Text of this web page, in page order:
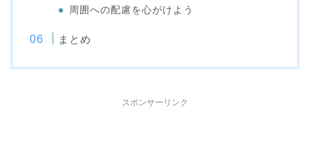
周囲への配慮を心がけよう
まとめ
スポンサーリンク